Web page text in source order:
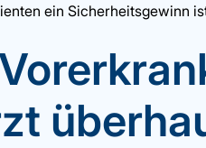
ein Sicherheitsgewinn